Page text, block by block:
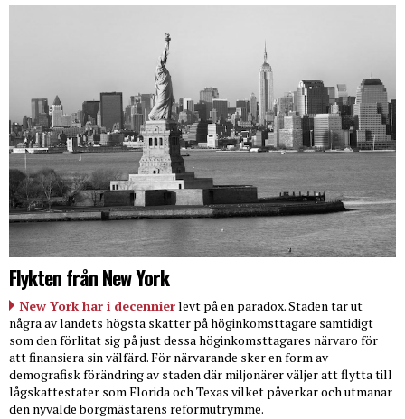
Flykten från New York
New York har i decennierlevt på en paradox. Staden tar ut
några av landets högsta skatter på höginkomsttagare samtidigt
som den förlitat sig på just dessa höginkomsttagares närvaro för
att finansiera sin välfärd. För närvarande sker en form av
demografisk förändring av staden där miljonärer väljer att flytta till
lågskattestater som Florida och Texas vilket påverkar och utmanar
den nyvalde borgmästarens reformutrymme.